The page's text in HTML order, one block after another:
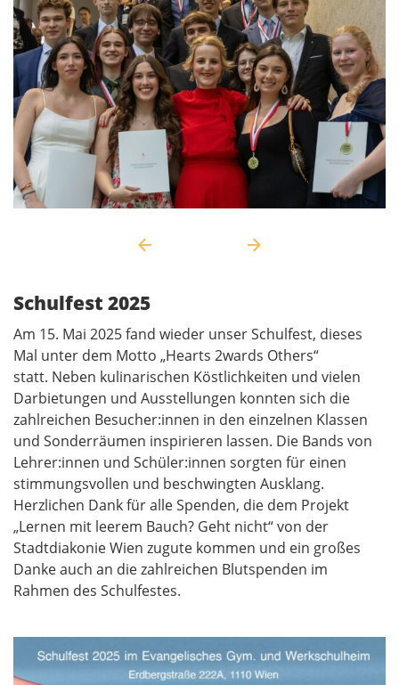
Schulfest 2025
Am 15. Mai 2025 fand wieder unser Schulfest, dieses
Mal unter dem Motto „Hearts 2wards Others“
statt. Neben kulinarischen Köstlichkeiten und vielen
Darbietungen und Ausstellungen konnten sich die
zahlreichen Besucher:innen in den einzelnen Klassen
und Sonderräumen inspirieren lassen. Die Bands von
Lehrer:innen und Schüler:innen sorgten für einen
stimmungsvollen und beschwingten Ausklang.
Herzlichen Dank für alle Spenden, die dem Projekt
„Lernen mit leerem Bauch? Geht nicht“ von der
Stadtdiakonie Wien zugute kommen und ein großes
Danke auch an die zahlreichen Blutspenden im
Rahmen des Schulfestes.